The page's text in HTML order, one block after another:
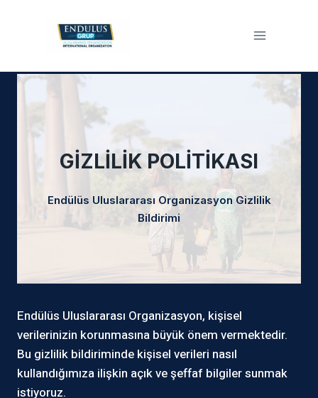
GİZLİLİK POLİTİKASI
Endülüs Uluslararası Organizasyon Gizlilik
Bildirimi
Endülüs Uluslararası Organizasyon, kişisel
verilerinizin korunmasına büyük önem vermektedir.
Bu gizlilik bildiriminde kişisel verileri nasıl
kullandığımıza ilişkin açık ve şeffaf bilgiler sunmak
istiyoruz.